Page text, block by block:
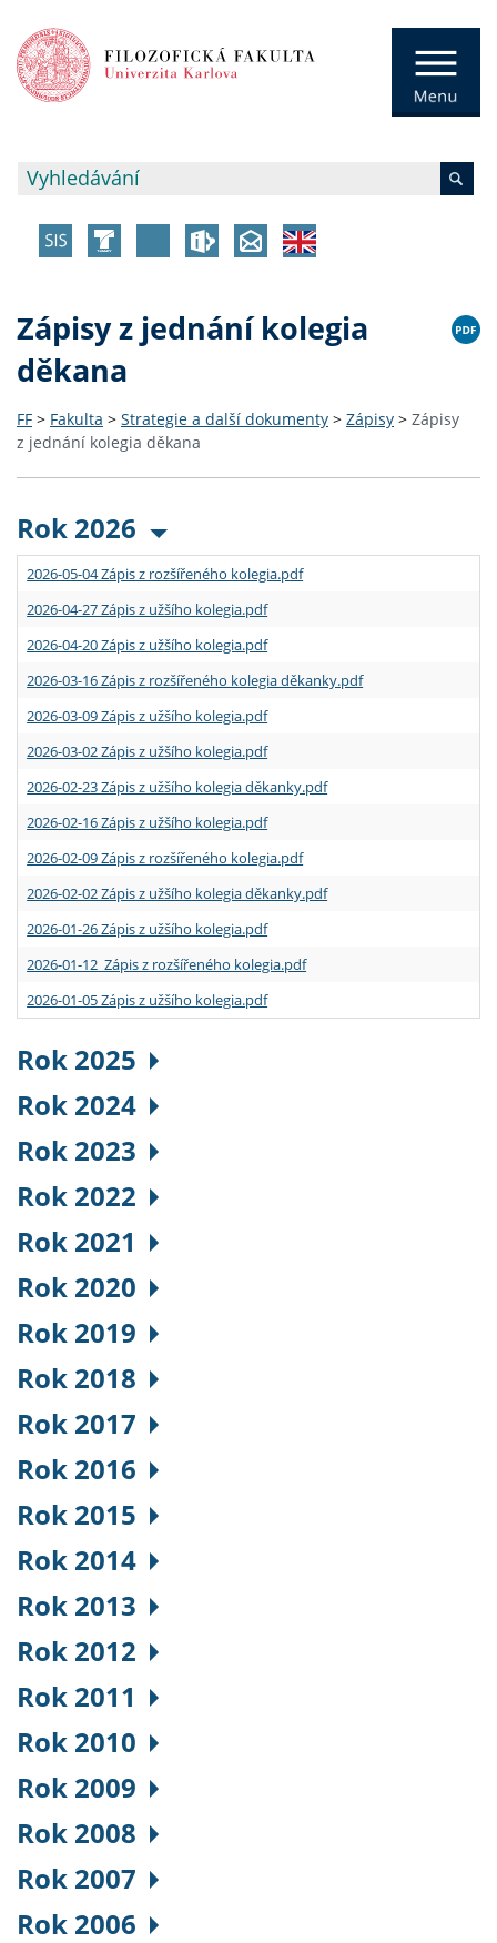
Zápisy z jednání kolegia
děkana
FF > Fakulta > Strategie a další dokumenty > Zápisy > Zápisy
z jednání kolegia děkana
Rok 2026
2026-05-04 Zápis z rozšířeného kolegia.pdf
2026-04-27 Zápis z užšího kolegia.pdf
2026-04-20 Zápis z užšího kolegia.pdf
2026-03-16 Zápis z rozšířeného kolegia děkanky.pdf
2026-03-09 Zápis z užšího kolegia.pdf
2026-03-02 Zápis z užšího kolegia.pdf
2026-02-23 Zápis z užšího kolegia děkanky.pdf
2026-02-16 Zápis z užšího kolegia.pdf
2026-02-09 Zápis z rozšířeného kolegia.pdf
2026-02-02 Zápis z užšího kolegia děkanky.pdf
2026-01-26 Zápis z užšího kolegia.pdf
2026-01-12 Zápis z rozšířeného kolegia.pdf
2026-01-05 Zápis z užšího kolegia.pdf
Rok 2025
Rok 2024
Rok 2023
Rok 2022
Rok 2021
Rok 2020
Rok 2019
Rok 2018
Rok 2017
Rok 2016
Rok 2015
Rok 2014
Rok 2013
Rok 2012
Rok 2011
Rok 2010
Rok 2009
Rok 2008
Rok 2007
Rok 2006